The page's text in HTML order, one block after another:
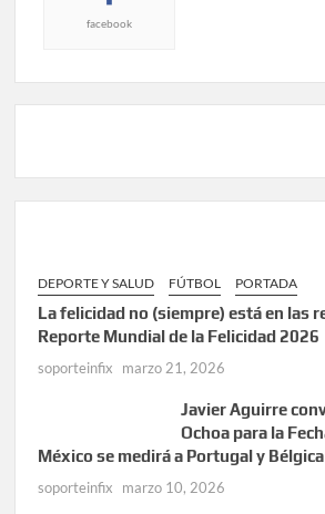
facebook
DEPORTE Y SALUD FÚTBOL PORTADA
La felicidad no (siempre) está en las
Reporte Mundial de la Felicidad 2026
soporteinfix marzo 21, 2026
Javier Aguirre
Ochoa para la
México se medirá a Portugal y Bélgica
soporteinfix marzo 10, 2026